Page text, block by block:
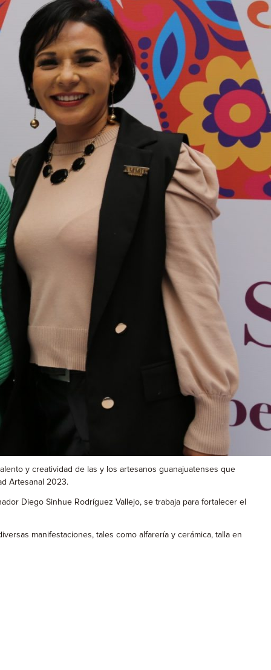
y creatividad de las y los artesanos guanajuatenses que
Artesanal 2023.
Diego Sinhue Rodríguez Vallejo, se trabaja para fortalecer el
manifestaciones, tales como alfarería y cerámica, talla en